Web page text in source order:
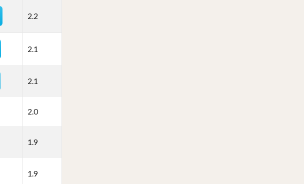
2.2
2.1
2.1
2.0
1.9
1.9